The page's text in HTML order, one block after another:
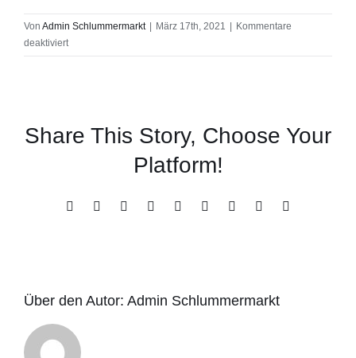
Von Admin Schlummermarkt März 17th, 2021
Kommentare
deaktiviertfür
Share This Story, Choose Your
Platform!
Facebook
X RedditLinkedInWhatsApp
TumblrPinterest
Vk
E-
Über den Autor: Admin Schlummermarkt